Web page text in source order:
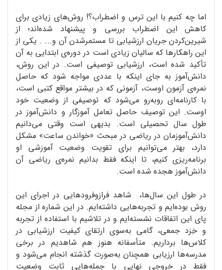
اما چه کنیم با این ترس و اضطراب؟! روش‌های زیادی برای
کاهش این اضطراب بررسی و پیشنهاد شده‌اند؛ از
شیرین‌کردن جریان ارزشیابی تا مستمرشدن آن و... . یکی از
این راهکارها که سالیان زیادی است در دوره‌ی ابتدایی به آن
تأکید شده است، ارزشیابی توصیفی است. در این روش،
دانش‌آموز به جای اینکه با عددی مواجه شود که حاصل
نمره‌ی آزمون اوست، آزمونی که در بیشتر مواقع کتبی است،
با کارنامه‌ای روبه‌رو می‌شود که توصیفی از وضعیت خود
اوست. این توصیف حاصل تعامل آموزگار و دانش‌آموز در
طول سال تحصیلی است. بدیهی است وقتی می‌دانیم
دانش‌آموزمان در ریاضی در مبحث «خواندن ساعت» مشکل
دارد، بهتر می‌توانیم برای تقویت وضعیت آموزشی او
برنامه‌ریزی کنیم، تا اینکه فقط بدانیم نمره‌ی ریاضی آن
دانش‌آموز هجده شده است.
در طول این سال‌ها، شاهد فرازو‌فرودهایی در اجرای این
روش بوده‌ایم و تجربه‌هایی داشته‌ایم. در این شماره از مجله
پای این اتفاقات نشسته‌ایم و در تلاشیم با استفاده از تجربه
و خِرَد جمعی، گامی به‌سوی ارتقای کیفیت ارزشیابی در
کلاس‌ها برداریم. متأسفانه هنوز هم شاهدیم در برخی
مدرسه‌ها ارزیابی همچنان به‌صورت گذشته انجام می‌شود و
فقط در خروجی نهایی با جمله‌هایی ثابت وضعیت